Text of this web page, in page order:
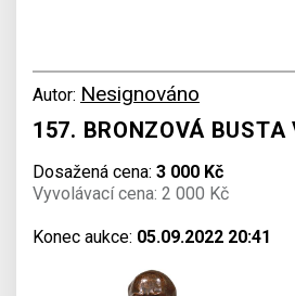
Autor: Nesignováno
157. BRONZOVÁ BUSTA
Dosažená cena: 3 000 Kč
Vyvolávací cena: 2 000 Kč
Konec aukce: 05.09.2022 20:41